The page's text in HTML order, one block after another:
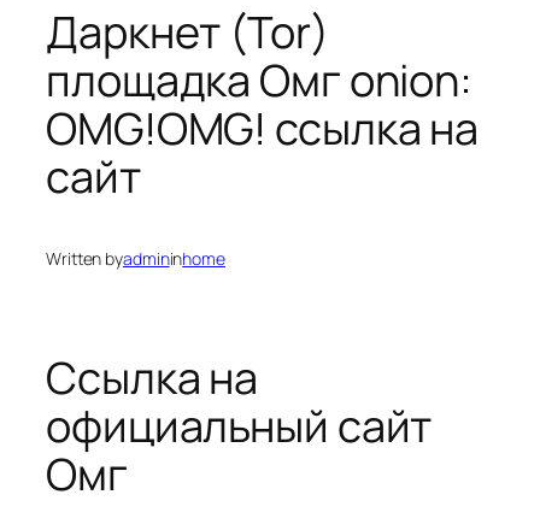
Даркнет (Tor)
площадка Омг onion:
OMG!OMG! ссылка на
сайт
Written byadmininhome
Ссылка на
официальный сайт
Омг